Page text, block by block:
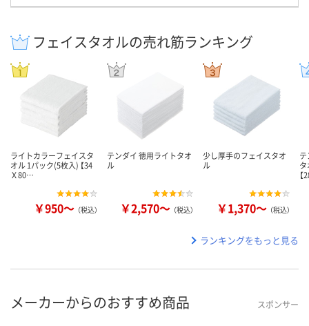
フェイスタオルの売れ筋ランキング
ライトカラーフェイスタ
オル 1パック(5枚入) 【34
Ｘ80…
￥950～ （税込）
テンダイ 徳用ライトタオ
ル
￥2,570～ （税込）
少し厚手のフェイスタオ
ル
￥1,370～ （税込）
タ
ランキングをもっと見る
メーカーからのおすすめ商品 スポンサー